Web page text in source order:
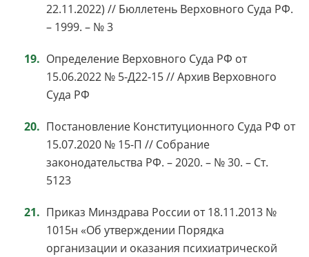
22.11.2022) // Бюллетень Верховного Суда РФ.
– 1999. – № 3
Определение Верховного Суда РФ от
15.06.2022 № 5-Д22-15 // Архив Верховного
Суда РФ
Постановление Конституционного Суда РФ от
15.07.2020 № 15-П // Собрание
законодательства РФ. – 2020. – № 30. – Ст.
5123
Приказ Минздрава России от 18.11.2013 №
1015н «Об утверждении Порядка
организации и оказания психиатрической